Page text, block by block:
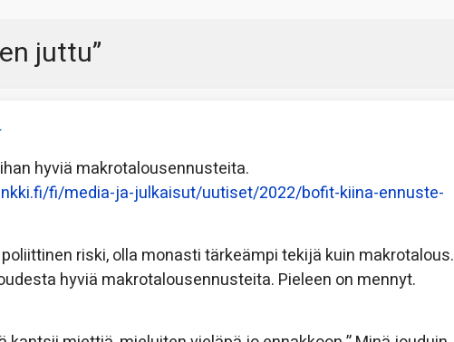
juttu”
hyviä makrotalousennusteita.
fi/media-ja-julkaisut/uutiset/2022/bofit-kiina-ennuste-
riski, olla monasti tärkeämpi tekijä kuin makrotalous.
hyviä makrotalousennusteita. Pieleen on mennyt.